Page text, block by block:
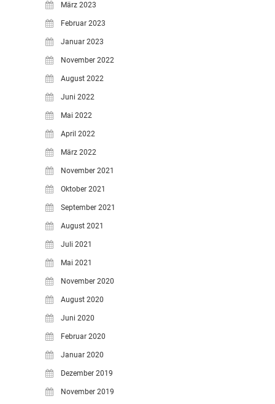
März 2023
Februar 2023
Januar 2023
November 2022
August 2022
Juni 2022
Mai 2022
April 2022
März 2022
November 2021
Oktober 2021
September 2021
August 2021
Juli 2021
Mai 2021
November 2020
August 2020
Juni 2020
Februar 2020
Januar 2020
Dezember 2019
November 2019